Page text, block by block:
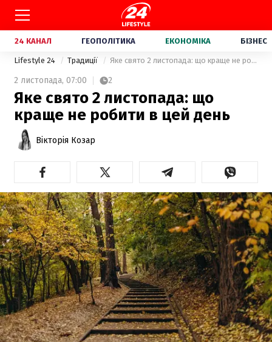
24 КАНАЛ ГЕОПОЛІТИКА ЕКОНОМІКА БІЗНЕС
Lifestyle 24 Традиції Яке свято 2 листопада: що краще не робити в цей день
2 листопада, 07:00 2
Яке свято 2 листопада: що
краще не робити в цей день
Вікторія Козар